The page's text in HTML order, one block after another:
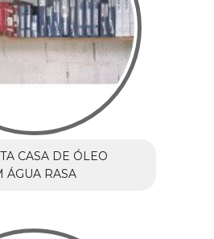
CASA DE ÓLEO
ÁGUA RASA